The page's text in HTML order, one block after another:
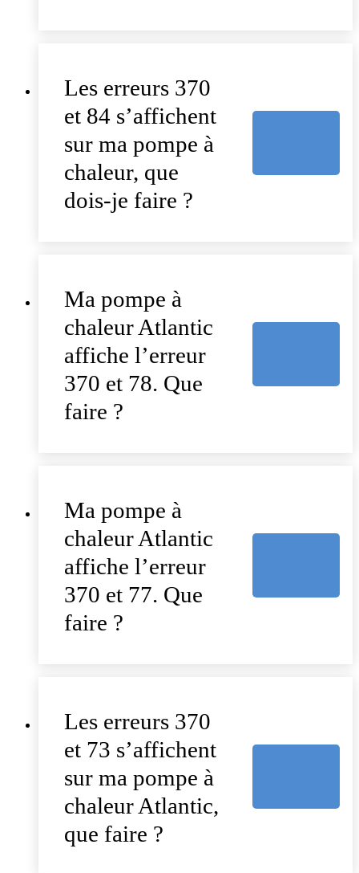
Les erreurs 370
et 84 s’affichent
sur ma pompe à
chaleur, que
dois-je faire ?
Ma pompe à
chaleur Atlantic
affiche l’erreur
370 et 78. Que
faire ?
Ma pompe à
chaleur Atlantic
affiche l’erreur
370 et 77. Que
faire ?
Les erreurs 370
et 73 s’affichent
sur ma pompe à
chaleur Atlantic,
que faire ?